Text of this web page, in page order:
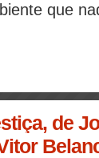
que
de